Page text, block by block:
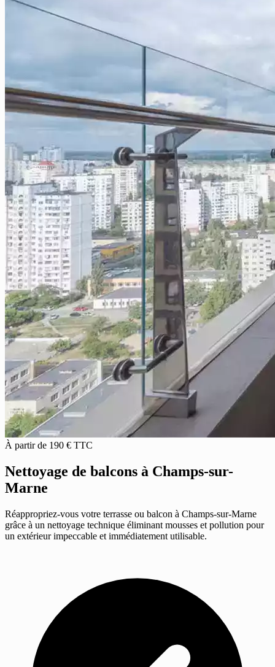
À partir de 190 € TTC
Nettoyage de balcons à Champs-sur-
Marne
Réappropriez-vous votre terrasse ou balcon à Champs-sur-Marne
grâce à un nettoyage technique éliminant mousses et pollution pour
un extérieur impeccable et immédiatement utilisable.